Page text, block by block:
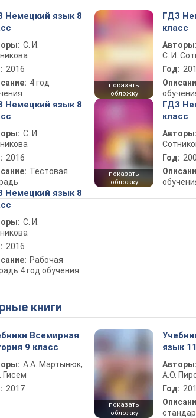
Немецкий язык 8
С. И.
2016
4 год
показать
обложку
ГДЗ
класс
Авторы:
С. И.
Год:
Немецкий язык 8
С. И.
2016
Тестовая
показать
обложку
ГДЗ
класс
Авторы:
Год:
Немецкий язык 8
С. И.
2016
Рабочая
тетрадь 4 год обучения
книги
Всемирная
9 класс
А.А. Мартынюк,
Гисем
2017
показать
обложку
язык
Авторы:
А.О.
Год: